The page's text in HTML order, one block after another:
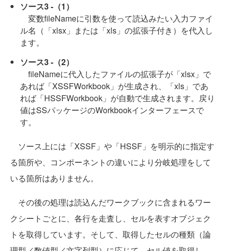
ソース3 -（1）
変数fileNameに引数を使って読込みたい入力ファイ
ル名（「xlsx」または「xls」の拡張子付き）を代入し
ます。
ソース3 -（2）
fileNameに代入したファイルの拡張子が「xlsx」で
あれば「XSSFWorkbook」が生成され、「xls」であ
れば「HSSFWorkbook」が自動で生成されます。戻り
値はSSパッケージのWorkbookインターフェースで
す。
ソース上には「XSSF」や「HSSF」を明示的に指定す
る箇所や、コンポーネントの違いにより分岐処理をして
いる箇所はありません。
その後の処理は読込んだワークブックに含まれるワー
クシートごとに、各行を走査し、セルを表すオブジェク
トを取得しています。そして、取得したセルの種類（論